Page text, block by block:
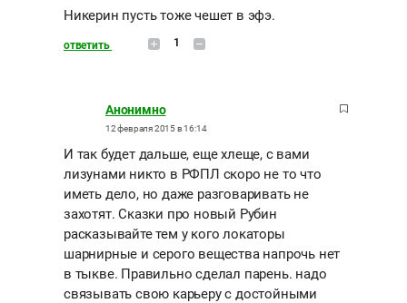
Никерин пусть тоже чешет в эфэ.
ответить 1
Анонимно
12 февраля 2015 в 16:14
И так будет дальше, еще хлеще, с вами
лизунами никто в РФПЛ скоро не то что
иметь дело, но даже разговаривать не
захотят. Сказки про новый Рубин
расказывайте тем у кого локаторы
шарнирные и серого вещества напрочь нет
в тыкве. Правильно сделал парень. надо
связывать свою карьеру с достойными